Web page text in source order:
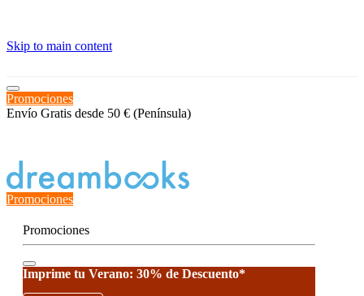
Skip to main content
Promociones
Envío Gratis desde 50 € (Península)
Promociones
Promociones
Imprime tu Verano: 30% de Descuento*
≡